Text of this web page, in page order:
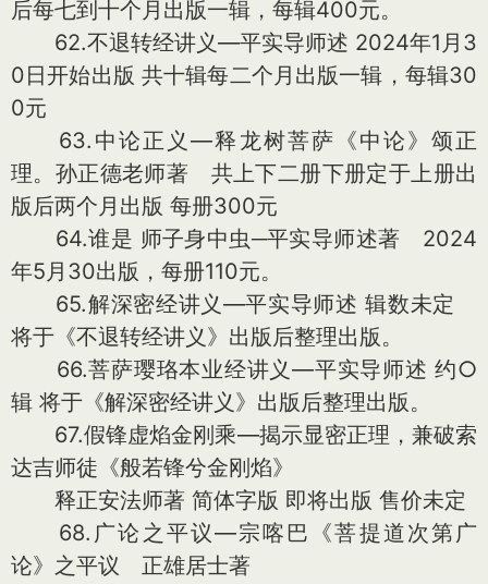
后每七到十个月出版一辑，每辑400元。
62.不退转经讲义—平实导师述 2024年1月3
0日开始出版 共十辑每二个月出版一辑，每辑30
0元
63.中论正义—释龙树菩萨《中论》颂正
理。孙正德老师著 共上下二册下册定于上册出
版后两个月出版 每册300元
64.谁是 师子身中虫─平实导师述著 2024
年5月30出版，每册110元。
65.解深密经讲义—平实导师述 辑数未定
将于《不退转经讲义》出版后整理出版。
66.菩萨璎珞本业经讲义—平实导师述 约○
辑 将于《解深密经讲义》出版后整理出版。
67.假锋虚焰金刚乘—揭示显密正理，兼破索
达吉师徒《般若锋兮金刚焰》
释正安法师著 简体字版 即将出版 售价未定
68.广论之平议—宗喀巴《菩提道次第广
论》之平议 正雄居士著